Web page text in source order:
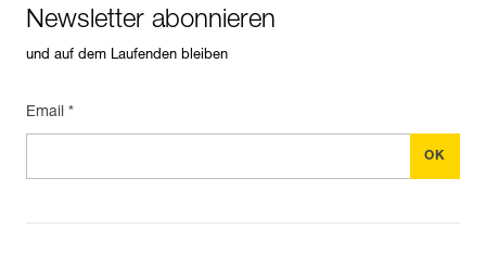
Newsletter abonnieren
und auf dem Laufenden bleiben
Email *